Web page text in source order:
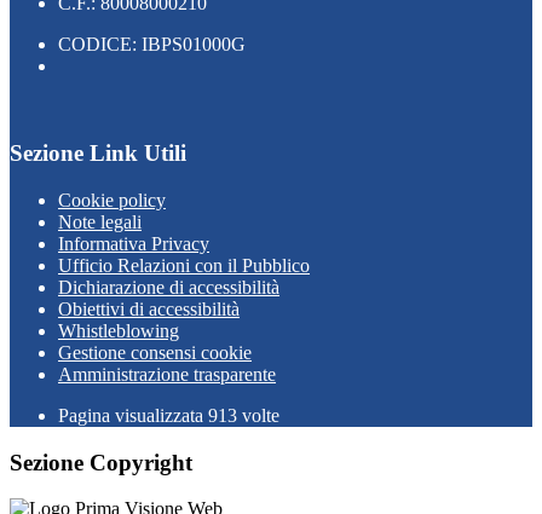
CODICE: IBPS01000G
Sezione Link Utili
Cookie policy
Note legali
Informativa Privacy
Ufficio Relazioni con il Pubblico
Dichiarazione di accessibilità
Obiettivi di accessibilità
Whistleblowing
Gestione consensi cookie
Amministrazione trasparente
Pagina visualizzata 913 volte
Sezione Copyright